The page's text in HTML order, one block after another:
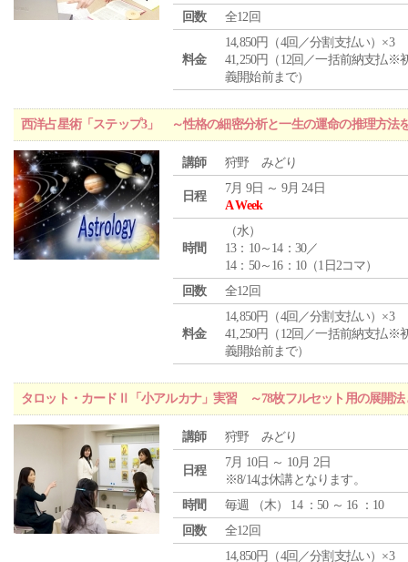
回数
全12回
料金
14,850円（4回／分割支払い）×3
41,250円（12回／一括前納支払※
義開始前まで）
西洋占星術「ステップ3」 ～性格の細密分析と一生の運命の推理方法
講師 狩野 みどり
日程
7月 9日 ～ 9月 24日
A Week
時間
（水）
13：10～14：30／
14：50～16：10（1日2コマ）
回数
全12回
料金
14,850円（4回／分割支払い）×3
41,250円（12回／一括前納支払※
義開始前まで）
タロット・カードⅡ「小アルカナ」実習 ～78枚フルセット用の展開法
講師 狩野 みどり
日程
7月 10日 ～ 10月 2日
※8/14は休講となります。
時間
毎週 （木） 14 ：50 ～ 16 ：10
回数
全12回
14,850円（4回／分割支払い）×3